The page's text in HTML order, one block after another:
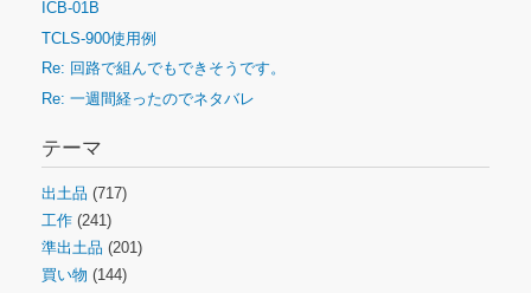
ICB-01B
TCLS-900使用例
Re: 回路で組んでもできそうです。
Re: 一週間経ったのでネタバレ
テーマ
出土品 (717)
工作 (241)
準出土品 (201)
買い物 (144)